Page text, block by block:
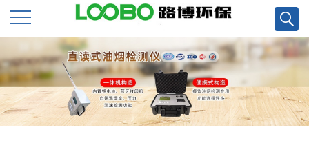
公
司
首